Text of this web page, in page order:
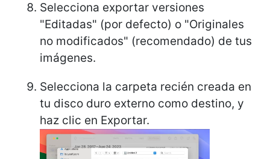
Selecciona exportar versiones
"Editadas" (por defecto) o "Originales
no modificados" (recomendado) de tus
imágenes.
Selecciona la carpeta recién creada en
tu disco duro externo como destino, y
haz clic en Exportar.